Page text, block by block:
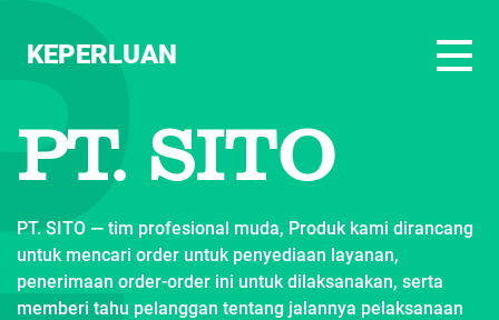
KEPERLUAN
PT. SITO
PT. SITO — tim profesional muda, Produk kami dirancang
untuk mencari order untuk penyediaan layanan,
penerimaan order-order ini untuk dilaksanakan, serta
memberi tahu pelanggan tentang jalannya pelaksanaan